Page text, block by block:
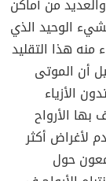
من أماكن
الوحيد الذي
هذا التقليد
أن الموتى
الأزياء
بها الأرواح
لأغراض أكثر
حول